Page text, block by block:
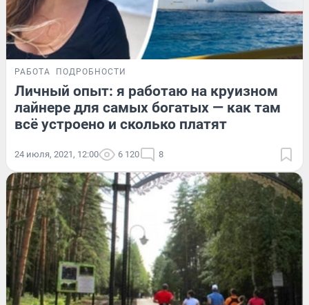
РАБОТА ПОДРОБНОСТИ
Личный опыт: я работаю на круизном
лайнере для самых богатых — как там
всё устроено и сколько платят
24 июля, 2021, 12:00 6 120 8